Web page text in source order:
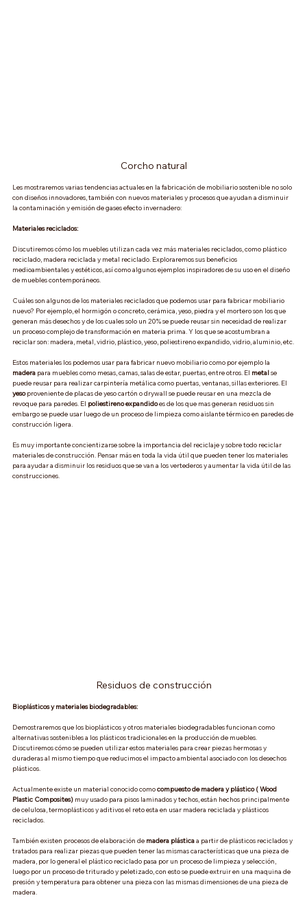
Corcho natural
Les mostraremos varias tendencias actuales en la fabricación de mobiliario sostenible no solo
con diseños innovadores, también con nuevos materiales y procesos que ayudan a disminuir
la contaminación y emisión de gases efecto invernadero:
Materiales reciclados:
Discutiremos cómo los muebles utilizan cada vez más materiales reciclados, como plástico
reciclado, madera reciclada y metal reciclado. Exploraremos sus beneficios
medioambientales y estéticos, así como algunos ejemplos inspiradores de su uso en el diseño
de muebles contemporáneos.
Cuáles son algunos de los materiales reciclados que podemos usar para fabricar mobiliario
nuevo? Por ejemplo, el hormigón o concreto, cerámica, yeso, piedra y el mortero son los que
generan más desechos y de los cuales solo un 20% se puede reusar sin necesidad de realizar
un proceso complejo de transformación en materia prima. Y los que se acostumbran a
reciclar son: madera, metal, vidrio, plástico, yeso, poliestireno expandido, vidrio, aluminio, etc.
Estos materiales los podemos usar para fabricar nuevo mobiliario como por ejemplo la
madera para muebles como mesas, camas, salas de estar, puertas, entre otros. El metal se
puede reusar para realizar carpintería metálica como puertas, ventanas, sillas exteriores. El
yeso proveniente de placas de yeso cartón o drywall se puede reusar en una mezcla de
revoque para paredes. El poliestireno expandido es de los que mas generan residuos sin
embargo se puede usar luego de un proceso de limpieza como aislante térmico en paredes de
construcción ligera.
Es muy importante concientizarse sobre la importancia del reciclaje y sobre todo reciclar
materiales de construcción. Pensar más en toda la vida útil que pueden tener los materiales
para ayudar a disminuir los residuos que se van a los vertederos y aumentar la vida útil de las
construcciones.
Residuos de construcción
Bioplásticos y materiales biodegradables:
Demostraremos que los bioplásticos y otros materiales biodegradables funcionan como
alternativas sostenibles a los plásticos tradicionales en la producción de muebles.
Discutiremos cómo se pueden utilizar estos materiales para crear piezas hermosas y
duraderas al mismo tiempo que reducimos el impacto ambiental asociado con los desechos
plásticos.
Actualmente existe un material conocido como compuesto de madera y plástico ( Wood
Plastic Composites) muy usado para pisos laminados y techos, están hechos principalmente
de celulosa, termoplásticos y aditivos el reto esta en usar madera reciclada y plásticos
reciclados.
También existen procesos de elaboración de madera plástica a partir de plásticos reciclados y
tratados para realizar piezas que pueden tener las mismas características que una pieza de
madera, por lo general el plástico reciclado pasa por un proceso de limpieza y selección,
luego por un proceso de triturado y peletizado, con esto se puede extruir en una maquina de
presión y temperatura para obtener una pieza con las mismas dimensiones de una pieza de
madera.